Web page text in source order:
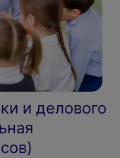
и делового